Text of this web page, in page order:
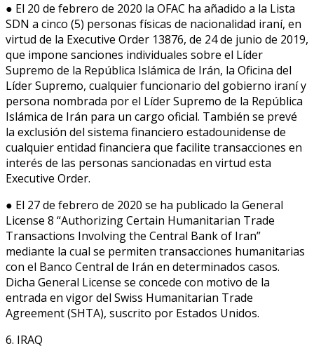
● El 20 de febrero de 2020 la OFAC ha añadido a la Lista
SDN a cinco (5) personas físicas de nacionalidad iraní, en
virtud de la Executive Order 13876, de 24 de junio de 2019,
que impone sanciones individuales sobre el Líder
Supremo de la República Islámica de Irán, la Oficina del
Líder Supremo, cualquier funcionario del gobierno iraní y
persona nombrada por el Líder Supremo de la República
Islámica de Irán para un cargo oficial. También se prevé
la exclusión del sistema financiero estadounidense de
cualquier entidad financiera que facilite transacciones en
interés de las personas sancionadas en virtud esta
Executive Order.
● El 27 de febrero de 2020 se ha publicado la General
License 8 “Authorizing Certain Humanitarian Trade
Transactions Involving the Central Bank of Iran”
mediante la cual se permiten transacciones humanitarias
con el Banco Central de Irán en determinados casos.
Dicha General License se concede con motivo de la
entrada en vigor del Swiss Humanitarian Trade
Agreement (SHTA), suscrito por Estados Unidos.
6. IRAQ